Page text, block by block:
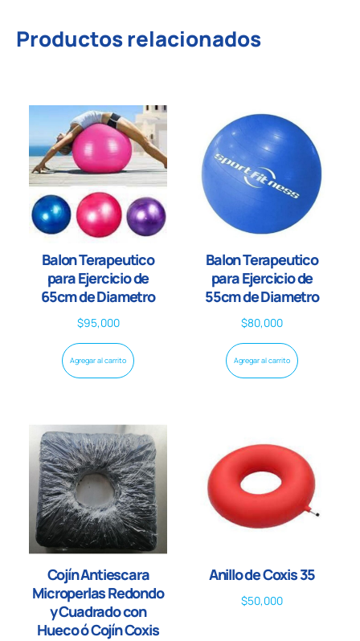
Productos relacionados
Balon Terapeutico
para Ejercicio de
65cm de Diametro
$95,000
Agregar al carrito
Balon Terapeutico
para Ejercicio de
55cm de Diametro
$80,000
Agregar al carrito
Cojín Antiescara
Microperlas Redondo
y Cuadrado con
Hueco ó Cojín Coxis
Anillo de Coxis 35
$50,000